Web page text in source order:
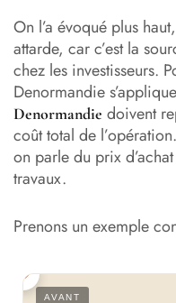
On l’a évoqué plus
attarde, car c’est la
chez les investisseurs.
Denormandie
Denormandie doivent
coût total de
on parle du prix
travaux.
Prenons un exemple
AVANT